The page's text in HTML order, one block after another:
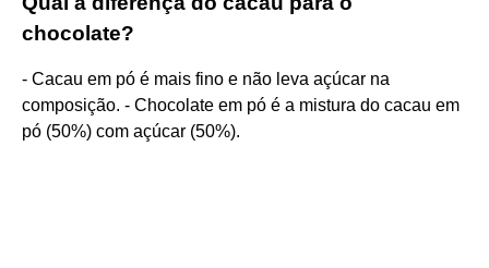
chocolate?
- Cacau em pó é mais fino e não leva açúcar na
composição. - Chocolate em pó é a mistura do cacau em
pó (50%) com açúcar (50%).